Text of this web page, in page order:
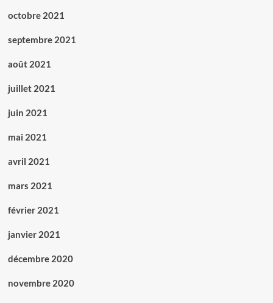
octobre 2021
septembre 2021
août 2021
juillet 2021
juin 2021
mai 2021
avril 2021
mars 2021
février 2021
janvier 2021
décembre 2020
novembre 2020